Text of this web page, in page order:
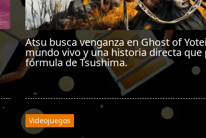
Atsu busca venganza en Ghost of
mundo vivo y una historia directa que
fórmula de Tsushima.
Videojuegos